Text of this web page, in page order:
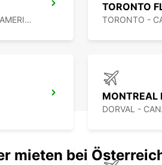
CHICAGO - UNITED STATES OF AMERICA
TORONTO
TORONTO -
MONTREAL
DORVAL -
mieten bei